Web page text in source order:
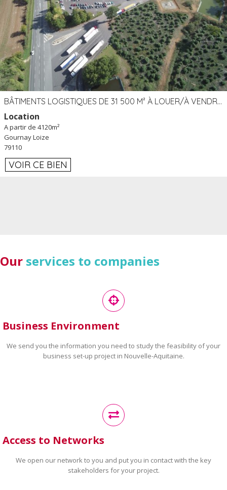
BÂTIMENTS LOGISTIQUES DE 31 500 M² À LOUER/À VENDRE SUR UN SITE DE 17 HA (79)
Location
A partir de 4120m²
Gournay Loize
79110
VOIR CE BIEN
Our services to companies
Business Environment
We send you the information you need to study the feasibility of your
business set-up project in Nouvelle-Aquitaine.
Access to Networks
We open our network to you and put you in contact with the key
stakeholders for your project.